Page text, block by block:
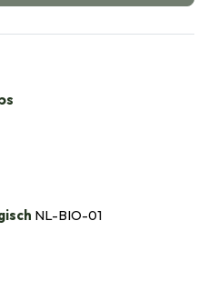
NL-BIO-01